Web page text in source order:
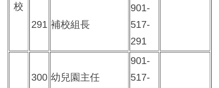
校
291 補校組長
901-
517-
291
300 幼兒園主任
901-
517-